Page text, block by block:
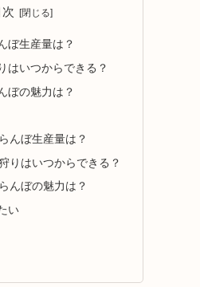
次
ぼ生産量は？
はいつからできる？
ぼの魅力は？
んぼ生産量は？
りはいつからできる？
んぼの魅力は？
い